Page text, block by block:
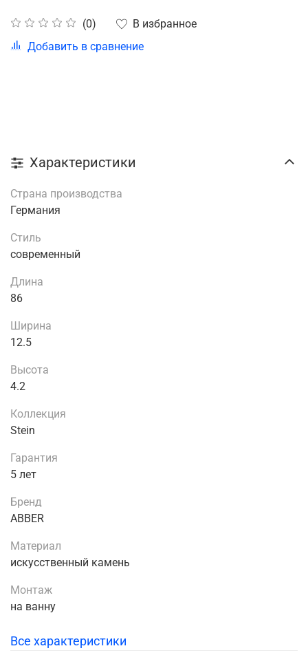
(0)
В избранное
Добавить в сравнение
Характеристики
Страна производства
Германия
Стиль
современный
Длина
86
Ширина
12.5
Высота
4.2
Коллекция
Stein
Гарантия
5 лет
Бренд
ABBER
Материал
искусственный камень
Монтаж
на ванну
Все характеристики